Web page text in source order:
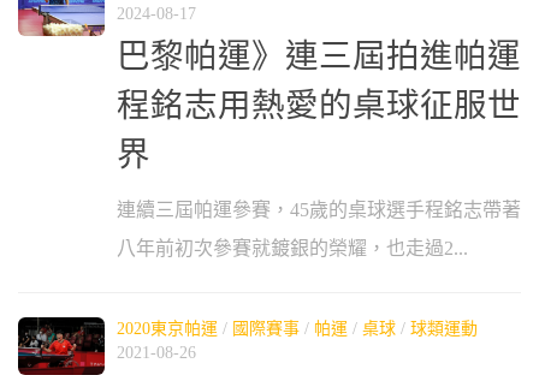
2024-08-17
巴黎帕運》連三屆拍進帕運
程銘志用熱愛的桌球征服世
界
連續三屆帕運參賽，45歲的桌球選手程銘志帶著
八年前初次參賽就鍍銀的榮耀，也走過2...
2020東京帕運 / 國際賽事 / 帕運 / 桌球 / 球類運動
2021-08-26